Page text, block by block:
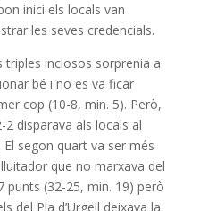
inici els locals van
les seves credencials.
inclosos sorprenia a
bé i no es va ficar
cop (10-8, min. 5). Però,
disparava als locals al
segon quart va ser més
que no marxava del
punts (32-25, min. 19) però
del Pla d’Urgell deixava la